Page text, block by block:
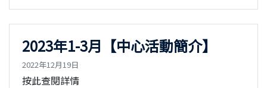
2023年1-3月【中心活動簡介】
2022年12月19日
按此查閱詳情